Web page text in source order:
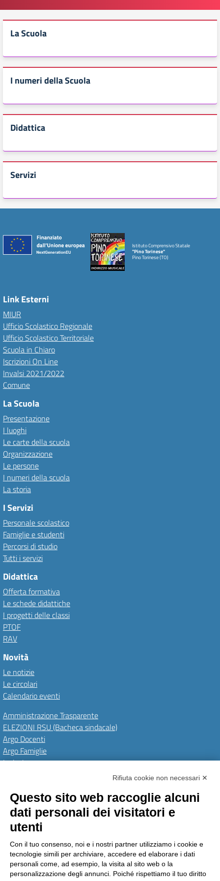
La Scuola
I numeri della Scuola
Didattica
Servizi
Istituto Comprensivo Statale
"Pino Torinese"
Pino Torinese (TO)
Link Esterni
MIUR
Ufficio Scolastico Regionale
Ufficio Scolastico Territoriale
Scuola in Chiaro
Iscrizioni On Line
Invalsi 2021/2022
Comune
La Scuola
Presentazione
I luoghi
Le carte della scuola
Organizzazione
Le persone
I numeri della scuola
La storia
I Servizi
Personale scolastico
Famiglie e studenti
Percorsi di studio
Tutti i servizi
Didattica
Offerta formativa
Le schede didattiche
I progetti delle classi
PTOF
RAV
Novità
Le notizie
Le circolari
Calendario eventi
Amministrazione Trasparente
ELEZIONI RSU (Bacheca sindacale)
Argo Docenti
Argo Famiglie
Inclusione
Amministrazione TrasparenteAlbo OnlineInvia una MAD
Privacy PolicyGDPRDichiarazione di accessibilità
Obiettivi di accessibilità
Seguici su:
Istituto Comprensivo Pino Torinese
Rifiuta cookie non necessari ✕
Questo sito web raccoglie alcuni
dati personali dei visitatori e
utenti
Con il tuo consenso, noi e i nostri partner utilizziamo i cookie e
tecnologie simili per archiviare, accedere ed elaborare i dati
personali come, ad esempio, la visita al sito web o la
personalizzazione degli annunci. Poiché rispettiamo il tuo diritto